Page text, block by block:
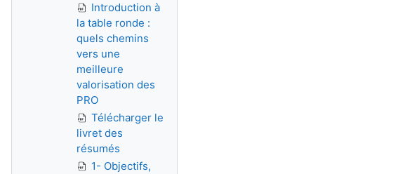
Introduction à
la table ronde :
quels chemins
vers une
meilleure
valorisation des
PRO
Télécharger le
livret des
résumés
1- Objectifs,